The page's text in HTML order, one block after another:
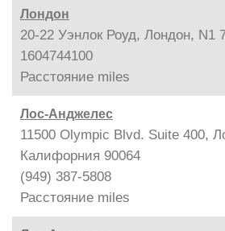
Лондон
20-22 Уэнлок Роуд, Лондон, N1
1604744100
Расстояние miles
Лос-Анджелес
11500 Olympic Blvd. Suite 400,
Калифорния 90064
(949) 387-5808
Расстояние miles